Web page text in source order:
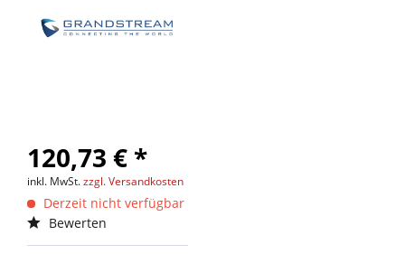
120,73 € *
inkl. MwSt.zzgl. Versandkosten
Derzeit nicht verfügbar
Bewerten